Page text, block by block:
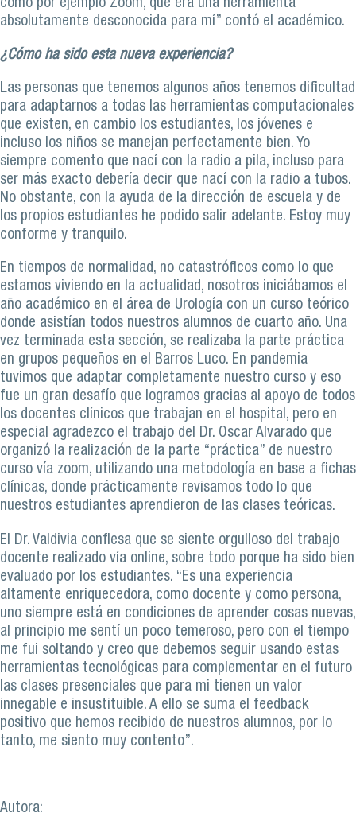
como por ejemplo Zoom, que era una herramienta
absolutamente desconocida para mí” contó el académico.
¿Cómo ha sido esta nueva experiencia?
Las personas que tenemos algunos años tenemos dificultad
para adaptarnos a todas las herramientas computacionales
que existen, en cambio los estudiantes, los jóvenes e
incluso los niños se manejan perfectamente bien. Yo
siempre comento que nací con la radio a pila, incluso para
ser más exacto debería decir que nací con la radio a tubos.
No obstante, con la ayuda de la dirección de escuela y de
los propios estudiantes he podido salir adelante. Estoy muy
conforme y tranquilo.
En tiempos de normalidad, no catastróficos como lo que
estamos viviendo en la actualidad, nosotros iniciábamos el
año académico en el área de Urología con un curso teórico
donde asistían todos nuestros alumnos de cuarto año. Una
vez terminada esta sección, se realizaba la parte práctica
en grupos pequeños en el Barros Luco. En pandemia
tuvimos que adaptar completamente nuestro curso y eso
fue un gran desafío que logramos gracias al apoyo de todos
los docentes clínicos que trabajan en el hospital, pero en
especial agradezco el trabajo del Dr. Oscar Alvarado que
organizó la realización de la parte “práctica” de nuestro
curso vía zoom, utilizando una metodología en base a fichas
clínicas, donde prácticamente revisamos todo lo que
nuestros estudiantes aprendieron de las clases teóricas.
El Dr. Valdivia confiesa que se siente orgulloso del trabajo
docente realizado vía online, sobre todo porque ha sido bien
evaluado por los estudiantes. “Es una experiencia
altamente enriquecedora, como docente y como persona,
uno siempre está en condiciones de aprender cosas nuevas,
al principio me sentí un poco temeroso, pero con el tiempo
me fui soltando y creo que debemos seguir usando estas
herramientas tecnológicas para complementar en el futuro
las clases presenciales que para mi tienen un valor
innegable e insustituible. A ello se suma el feedback
positivo que hemos recibido de nuestros alumnos, por lo
tanto, me siento muy contento”.
Autora: